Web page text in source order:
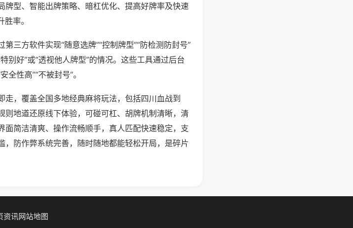
牌型、智能出牌策略、暗杠优化、提高好牌率及快速
率。
三方软件实现“随意选牌”“控制牌型”“防检测防封号”
别好”或“透视他人牌型”的情况。这些工具通过后台
性高”“不被封号”。
，覆盖全国多地经典麻将玩法，包括四川血战到
则地道还原线下体验，可碰可杠、胡牌机制清晰，清
简洁清爽、操作流畅顺手，真人匹配快速稳定，支
防作弊系统完善，随时随地都能轻松开局，是碎片
资讯网站地图